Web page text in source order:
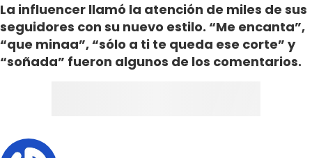
La influencer llamó la atención de miles de sus
seguidores con su nuevo estilo. “Me encanta”,
“que minaa”, “sólo a ti te queda ese corte” y
“soñada” fueron algunos de los comentarios.